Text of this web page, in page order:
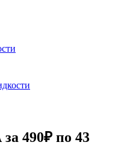
490₽ по 43